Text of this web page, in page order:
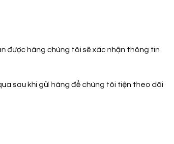
được hàng chúng tôi sẽ xác nhận thông tin
sau khi gửi hàng để chúng tôi tiện theo dõi